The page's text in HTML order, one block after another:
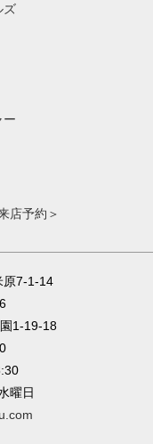
ズ
ー
店予約＞
原7-1-14
1-19-18
曜日